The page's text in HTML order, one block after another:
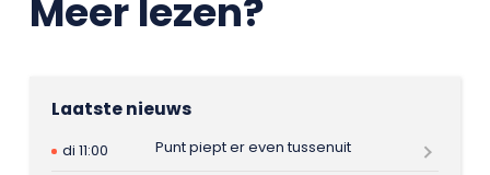
Meer lezen?
Laatste nieuws
di 11:00
Punt piept er even tussenuit